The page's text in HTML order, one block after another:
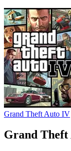
Grand Theft Auto IV
Grand Theft